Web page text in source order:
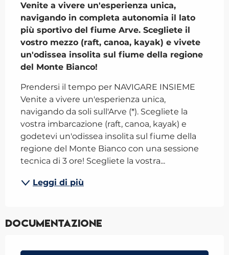
Venite a vivere un'esperienza unica,
navigando in completa autonomia il lato
più sportivo del fiume Arve. Scegliete il
vostro mezzo (raft, canoa, kayak) e vivete
un'odissea insolita sul fiume della regione
del Monte Bianco!
Prendersi il tempo per NAVIGARE INSIEME
Venite a vivere un'esperienza unica,
navigando da soli sull'Arve (*). Scegliete la
vostra imbarcazione (raft, canoa, kayak) e
godetevi un'odissea insolita sul fiume della
regione del Monte Bianco con una sessione
tecnica di 3 ore! Scegliete la vostra...
Leggi di più
Documentazione